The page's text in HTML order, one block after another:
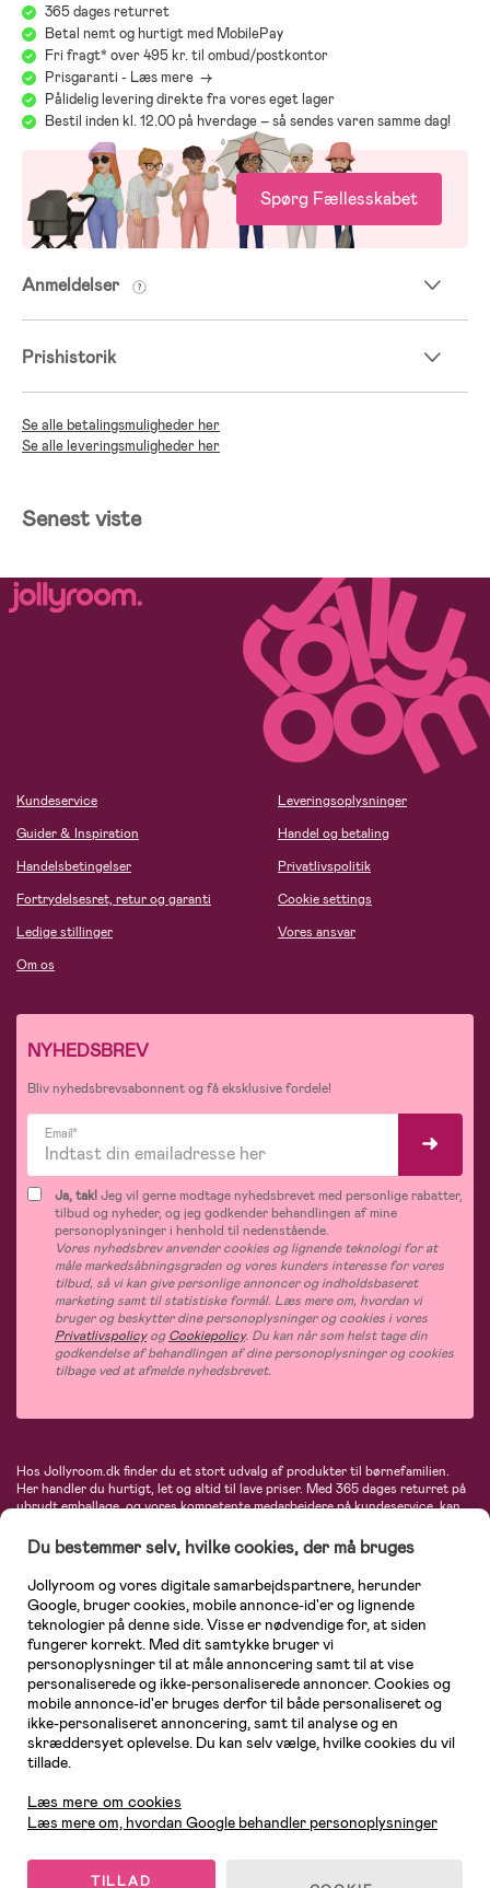
365 dages returret
Betal nemt og hurtigt med MobilePay
Fri fragt* over 495 kr. til ombud/postkontor
Prisgaranti - Læs mere ->
Pålidelig levering direkte fra vores eget lager
Bestil inden kl. 12.00 på hverdage – så sendes varen samme dag!
Spørg Fællesskabet
Anmeldelser
Prishistorik
Se alle betalingsmuligheder her
Se alle leveringsmuligheder her
Senest viste
Kundeservice
Guider & Inspiration
Handelsbetingelser
Fortrydelsesret, retur og garanti
Ledige stillinger
Om os
Leveringsoplysninger
Handel og betaling
Privatlivspolitik
Cookie settings
Vores ansvar
NYHEDSBREV
Bliv nyhedsbrevsabonnent og få eksklusive fordele!
Email*
Ja, tak!Jeg vil gerne modtage nyhedsbrevet med personlige rabatter,
tilbud og nyheder, og jeg godkender behandlingen af mine
personoplysninger i henhold til nedenstående.
Vores nyhedsbrev anvender cookies og lignende teknologi for at
måle markedsåbningsgraden og vores kunders interesse for vores
tilbud, så vi kan give personlige annoncer og indholdsbaseret
marketing samt til statistiske formål. Læs mere om, hvordan vi
bruger og beskytter dine personoplysninger og cookies i vores
PrivatlivspolicyogCookiepolicy. Du kan når som helst tage din
godkendelse af behandlingen af dine personoplysninger og cookies
tilbage ved at afmelde nyhedsbrevet.
Hos Jollyroom.dk finder du et stort udvalg af produkter til børnefamilien.
Her handler du hurtigt, let og altid til lave priser. Med 365 dages returret på
ubrudt emballage, og vores kompetente medarbejdere på kundeservice, kan
barnevogne, autostole, børne- og babytøj, produkter til gravide og ammende
mødre, indretning og inspiration, legetøj, babyudstyr og meget mere. Vi
tilbyder produkter fra velkendte varemærker som Britax, Maxi-Cosi, Baby
Jogger, BabyBjörn, Didriksons, KidKraft, Ergobaby, Phillips Avent, Neonate,
Cybex, LEGO og mange flere. Kort sagt - et kæmpe sortiment venter på dig!
Du bestemmer selv, hvilke cookies, der må bruges
Jollyroom og vores digitale samarbejdspartnere, herunder
Google, bruger cookies, mobile annonce-id'er og lignende
teknologier på denne side. Visse er nødvendige for, at siden
fungerer korrekt. Med dit samtykke bruger vi
personoplysninger til at måle annoncering samt til at vise
personaliserede og ikke-personaliserede annoncer. Cookies og
mobile annonce-id'er bruges derfor til både personaliseret og
ikke-personaliseret annoncering, samt til analyse og en
skræddersyet oplevelse. Du kan selv vælge, hvilke cookies du vil
tillade.
Læs mere om cookies
Læs mere om, hvordan Google behandler personoplysninger
TILLAD